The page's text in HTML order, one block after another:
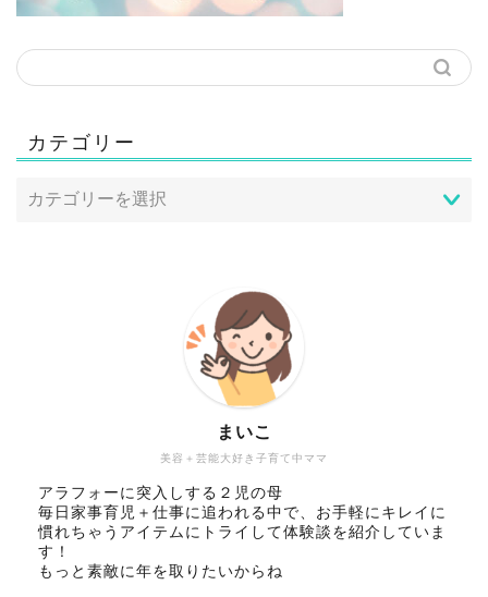
カテゴリー
美容＋芸能大好き子育て中ママ
まいこ
アラフォーに突入しする２児の母
毎日家事育児＋仕事に追われる中で、お手軽にキレイに
慣れちゃうアイテムにトライして体験談を紹介していま
す！
もっと素敵に年を取りたいからね